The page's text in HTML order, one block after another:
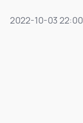
2022-10-03 22:00